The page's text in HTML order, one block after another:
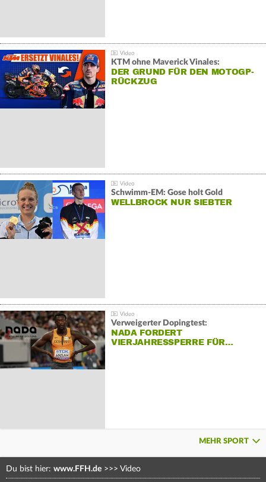
KTM ohne Maverick Vinales:
DER GRUND FÜR DEN MOTOGP-
RÜCKZUG
Schwimm-EM: Gose holt Gold
WELLBROCK NUR SIEBTER
Verweigerter Dopingtest:
NADA FORDERT
VIERJAHRESSPERRE FÜR…
MEHR SPORT
Du bist hier: www.FFH.de >>> Video